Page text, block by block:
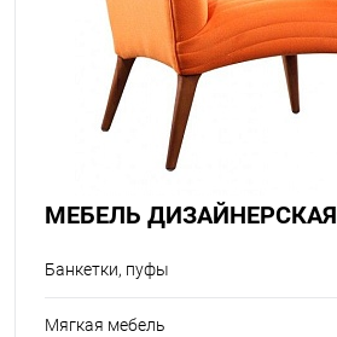
МЕБЕЛЬ ДИЗАЙНЕРСКАЯ
Банкетки, пуфы
Мягкая мебель